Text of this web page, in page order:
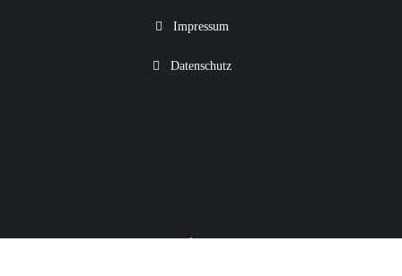
Impressum
Datenschutz
Webseite